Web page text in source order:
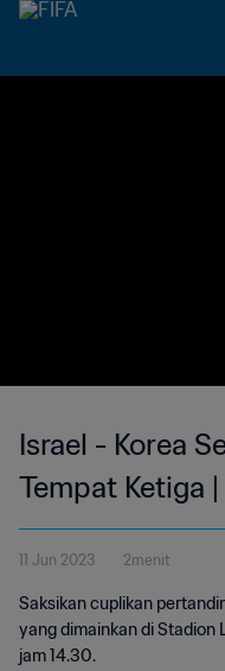
Israel - Korea
Tempat Ketiga
FIFA 2023 |
11 Jun 2023 2menit
Saksikan cuplikan
yang dimainkan di Stadion
jam 14.30.